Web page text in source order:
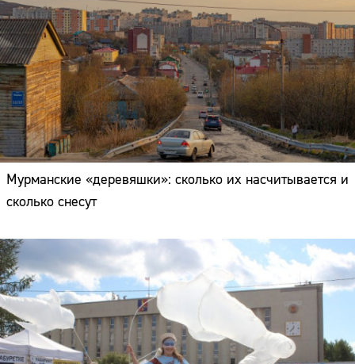
Мурманские «деревяшки»: сколько их насчитывается и
сколько снесут